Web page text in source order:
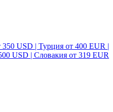
USD | Турция от 400 EUR |
USD | Словакия от 319 EUR